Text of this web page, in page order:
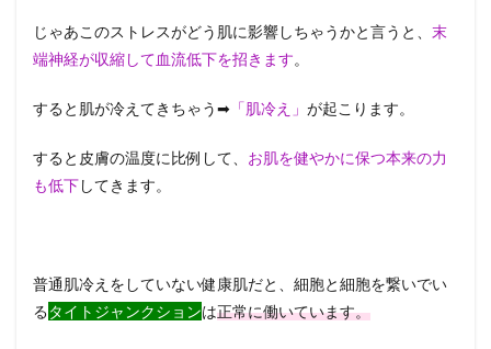
じゃあこのストレスがどう肌に影響しちゃうかと言うと、 末
端神経が収縮して血流低下を招きます。
すると肌が冷えてきちゃう➡ 「肌冷え」 が起こります。
すると皮膚の温度に比例して、 お肌を健やかに保つ本来の力
も低下してきます。
普通肌冷えをしていない健康肌だと、細胞と細胞を繋いでい
るタイトジャンクションは正常に働いています。